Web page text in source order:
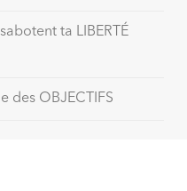
ta LIBERTÉ
des OBJECTIFS